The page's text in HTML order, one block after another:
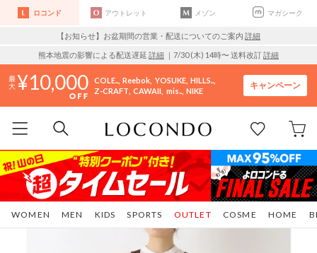
ロコンド アウトレット メゾン マガシーク
【お知らせ】お盆期間の営業・配送についてのご案内 詳細
熊本地震の影響による配送遅延 詳細 ｜7/30 (木) 14時〜 送料改訂詳細
10,000 COLE.. Reebok YOSUKE HILLS..
Z-CRAFT CAWAII mis.. NIKE
キャンペーン
WOMEN MEN KIDS SPORTS COSME HOME
OUTLET